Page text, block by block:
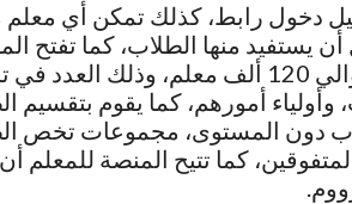
دخول رابط، كذلك تمكن أي معلم
يستفيد منها الطلاب، كما تفتح
فرصة عمل كبيرة أمام المعلمين فيعمل بالمنصة حوالي 120 ألف معلم، وذلك
أمورهم، كما يقوم بتقسيم
دون المستوى، مجموعات تخص
كما تتيح المنصة للمعلم